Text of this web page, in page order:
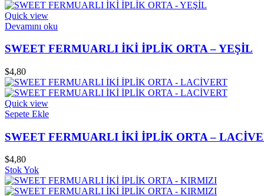
Quick view
Devamını oku
SWEET FERMUARLI İKİ İPLİK ORTA – YEŞİL
$4,80
Quick view
Sepete Ekle
SWEET FERMUARLI İKİ İPLİK ORTA –
$4,80
Stok Yok